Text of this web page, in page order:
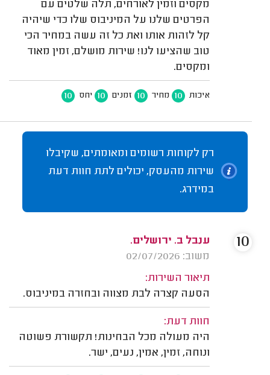
מקסים וזמין לאורחים, תלה שלטים עם
הפרטים שלנו על המיניבוס שלו כדי שיהיה
קל לזהות אותו ואת כל זה עשה במחיר הכי
טוב שהציעו לנו! שירות מושלם, זמין מאוד
ומקסים.
איכות 10 מחיר 10 זמנים 10 יחס 10
רק לקוחות רשומים ומאומתים, שקיבלו
שירות מהעסק, יכולים לתת חוות דעת
במידרג.
ענבל ב. ירושלים.
משוב: 02/07/2026
תיאור השירות:
הסעה קצרה לבת מצווה ובחזרה במיניבוס.
חוות דעת:
היה מעולה מכל הבחינות! תקשורת פשוטה
ונוחה, זמין, אמין, נעים, ישר.
10